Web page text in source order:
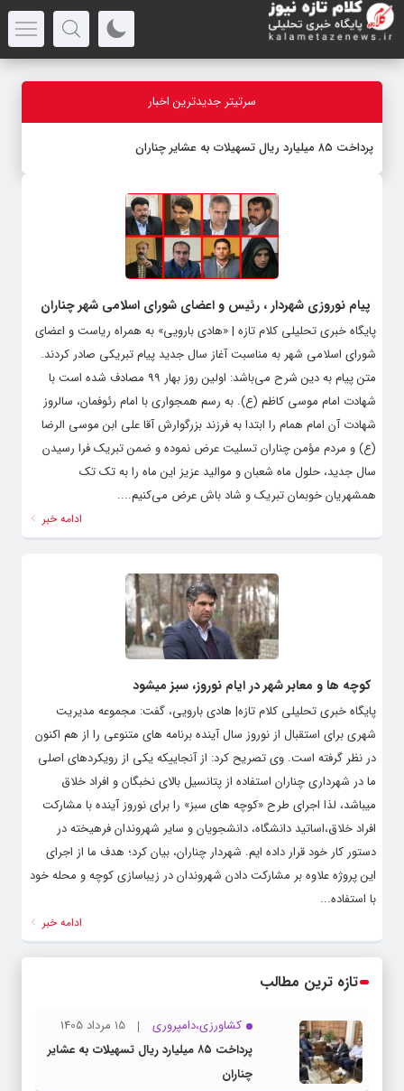
سرتیتر جدیدترین اخبار
پرداخت ۸۵ میلیارد ریال تسهیلات به عشایر چناران
پیام نوروزی شهردار ، رئیس و اعضای شورای اسلامی شهر چناران
پایگاه خبری تحلیلی کلام تازه | «هادی بارویی» به همراه ریاست و اعضای
شورای اسلامی شهر به مناسبت آغاز سال جدید پیام تبریکی صادر کردند.
متن پیام به دین شرح می‌باشد: اولین روز بهار ۹۹ مصادف شده است با
شهادت امام موسی کاظم (ع). به رسم همجواری با امام رئوفمان، سالروز
شهادت آن امام همام را ابتدا به فرزند بزرگوارش آقا علی ابن موسی الرضا
(ع) و مردم مؤمن چناران تسلیت عرض نموده و ضمن تبریک فرا رسیدن
سال جدید، حلول ماه شعبان و موالید عزیز این ماه را به تک تک
همشهریان خوبمان تبریک و شاد باش عرض می‌کنیم....
ادامه خبر
کوچه ها و معابر شهر در ایام نوروز، سبز میشود
پایگاه خبری تحلیلی کلام تازه| هادی بارویی، گفت: مجموعه مدیریت
شهری برای استقبال از نوروز سال آینده برنامه های متنوعی را از هم اکنون
در نظر گرفته است. وی تصریح کرد: از آنجاییکه یکی از رویکردهای اصلی
ما در شهرداری چناران استفاده از پتانسیل بالای نخبگان و افراد خلاق
میباشد، لذا اجرای طرح «کوچه های سبز» را برای نوروز آینده با مشارکت
افراد خلاق،اساتید دانشگاه، دانشجویان و سایر شهروندان فرهیخته در
دستور کار خود قرار داده ایم. شهردار چناران، بیان کرد؛ هدف ما از اجرای
این پروژه علاوه بر مشارکت دادن شهروندان در زیباسازی کوچه و محله خود
با استفاده...
ادامه خبر
تازه ترین مطالب
کشاورزی،دامپروری
15 مرداد 1405
پرداخت ۸۵ میلیارد ریال تسهیلات به عشایر
چناران